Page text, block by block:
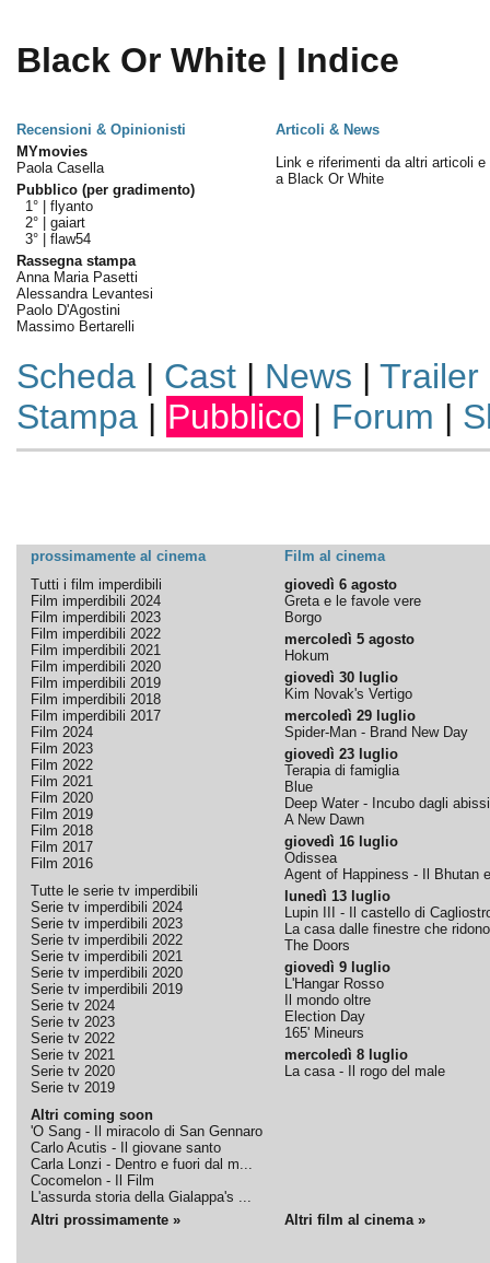
Black Or White | Indice
Recensioni & Opinionisti
Articoli & News
MYmovies
Paola Casella
Pubblico (per gradimento)
1° | flyanto
2° | gaiart
3° | flaw54
Rassegna stampa
Anna Maria Pasetti
Alessandra Levantesi
Paolo D'Agostini
Massimo Bertarelli
Link e riferimenti da altri articoli e
a Black Or White
Scheda| Cast| News | Trailer
Stampa| Pubblico | Forum |
prossimamente al cinema
Film al cinema
Tutti i film imperdibili
Film imperdibili 2024
Film imperdibili 2023
Film imperdibili 2022
Film imperdibili 2021
Film imperdibili 2020
Film imperdibili 2019
Film imperdibili 2018
Film imperdibili 2017
Film 2024
Film 2023
Film 2022
Film 2021
Film 2020
Film 2019
Film 2018
Film 2017
Film 2016
Tutte le serie tv imperdibili
Serie tv imperdibili 2024
Serie tv imperdibili 2023
Serie tv imperdibili 2022
Serie tv imperdibili 2021
Serie tv imperdibili 2020
Serie tv imperdibili 2019
Serie tv 2024
Serie tv 2023
Serie tv 2022
Serie tv 2021
Serie tv 2020
Serie tv 2019
Altri coming soon
'O Sang - Il miracolo di San Gennaro
Carlo Acutis - Il giovane santo
Carla Lonzi - Dentro e fuori dal m...
Cocomelon - Il Film
L'assurda storia della Gialappa's ...
giovedì 6 agosto
Greta e le favole vere
Borgo
mercoledì 5 agosto
Hokum
giovedì 30 luglio
Kim Novak's Vertigo
mercoledì 29 luglio
Spider-Man - Brand New Day
giovedì 23 luglio
Terapia di famiglia
Blue
Deep Water - Incubo dagli abissi
A New Dawn
giovedì 16 luglio
Odissea
Agent of Happiness - Il Bhutan
lunedì 13 luglio
Lupin III - Il castello di
La casa dalle finestre che ridono
The Doors
giovedì 9 luglio
L'Hangar Rosso
Il mondo oltre
Election Day
165' Mineurs
mercoledì 8 luglio
La casa - Il rogo del male
Altri prossimamente » Altri film al cinema »